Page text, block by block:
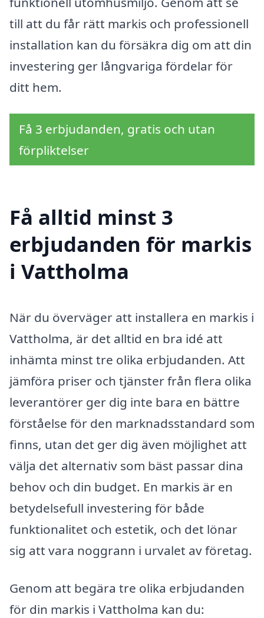
till att du får rätt markis och professionell
installation kan du försäkra dig om att din
investering ger långvariga fördelar för
ditt hem.
Få 3 erbjudanden, gratis och utan
förpliktelser
Få alltid minst 3
erbjudanden för markis
i Vattholma
När du överväger att installera en markis i
Vattholma, är det alltid en bra idé att
inhämta minst tre olika erbjudanden. Att
jämföra priser och tjänster från flera olika
leverantörer ger dig inte bara en bättre
förståelse för den marknadsstandard som
finns, utan det ger dig även möjlighet att
välja det alternativ som bäst passar dina
behov och din budget. En markis är en
betydelsefull investering för både
funktionalitet och estetik, och det lönar
sig att vara noggrann i urvalet av företag.
Genom att begära tre olika erbjudanden
för din markis i Vattholma kan du: